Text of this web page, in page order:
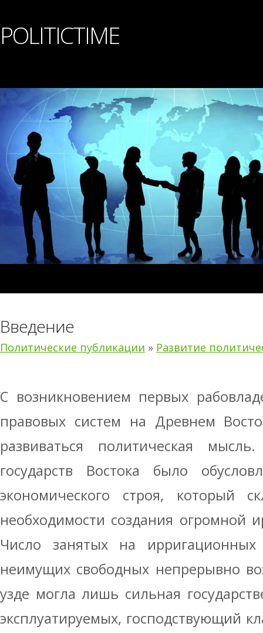
POLITICTIME
Введение
Политические публикации » Развитие
С возникновением первых
правовых систем на Древнем
развиваться политическая
государств Востока было
экономического строя, который
необходимости создания огромной
Число занятых на
неимущих свободных непрерывно
узде могла лишь сильная
эксплуатируемых, господствующий